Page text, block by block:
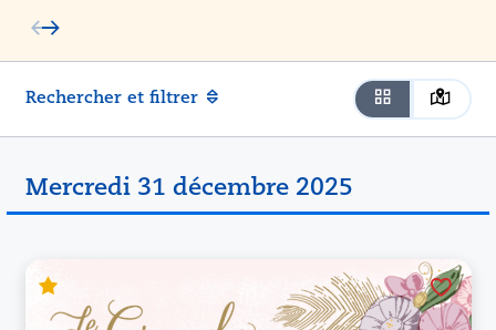
Rechercher et filtrer
Mercredi 31 décembre 2025